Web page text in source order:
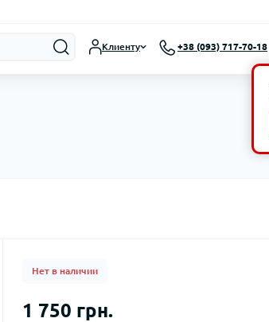
Клиенту +38 (093) 717-70-18
Нет в наличии
1 750 грн.